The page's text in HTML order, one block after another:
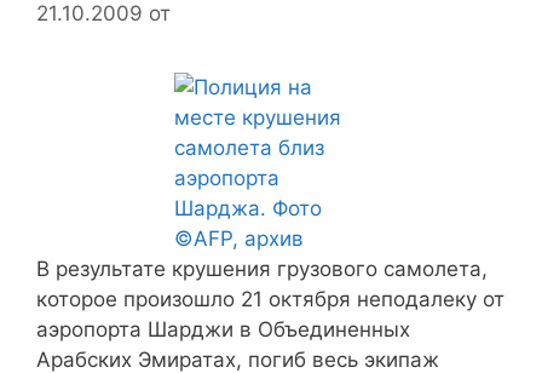
21.10.2009 от
В результате крушения грузового самолета,
которое произошло 21 октября неподалеку от
аэропорта Шарджи в Объединенных
Арабских Эмиратах, погиб весь экипаж